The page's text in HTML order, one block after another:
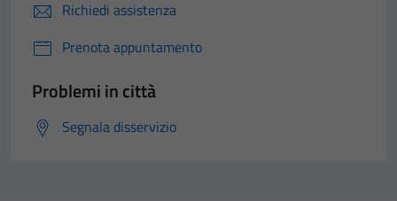
Richiedi assistenza
Prenota appuntamento
Problemi in città
Segnala disservizio